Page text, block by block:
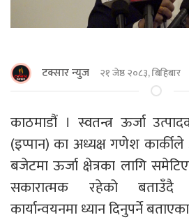
टक्सार न्युज २१ जेष्ठ २०८३, बिहिबार
काठमाडौं । स्वतन्त्र ऊर्जा
(इप्पान) का अध्यक्ष गणेश
बजेटमा ऊर्जा क्षेत्रका लागि
सकारात्मक रहेको बताउँदै
कार्यान्वयनमा ध्यान दिनुपर्ने